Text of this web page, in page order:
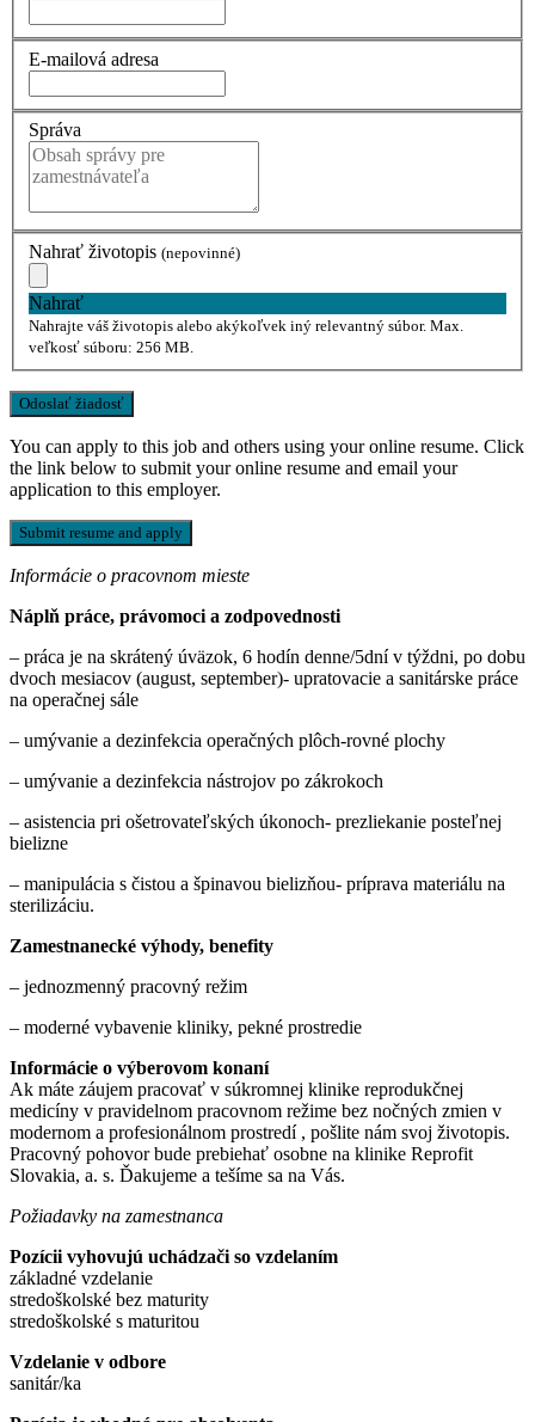
E-mailová adresa
Správa
Nahrať životopis (nepovinné)
Nahrať
Nahrajte váš životopis alebo akýkoľvek iný relevantný súbor. Max.
veľkosť súboru: 256 MB.
You can apply to this job and others using your online resume. Click
the link below to submit your online resume and email your
application to this employer.
Informácie o pracovnom mieste
Náplň práce, právomoci a zodpovednosti
– práca je na skrátený úväzok, 6 hodín denne/5dní v týždni, po dobu
dvoch mesiacov (august, september)- upratovacie a sanitárske práce
na operačnej sále
– umývanie a dezinfekcia operačných plôch-rovné plochy
– umývanie a dezinfekcia nástrojov po zákrokoch
– asistencia pri ošetrovateľských úkonoch- prezliekanie posteľnej
bielizne
– manipulácia s čistou a špinavou bielizňou- príprava materiálu na
sterilizáciu.
Zamestnanecké výhody, benefity
– jednozmenný pracovný režim
– moderné vybavenie kliniky, pekné prostredie
Informácie o výberovom konaní
Ak máte záujem pracovať v súkromnej klinike reprodukčnej
medicíny v pravidelnom pracovnom režime bez nočných zmien v
modernom a profesionálnom prostredí , pošlite nám svoj životopis.
Pracovný pohovor bude prebiehať osobne na klinike Reprofit
Slovakia, a. s. Ďakujeme a tešíme sa na Vás.
Požiadavky na zamestnanca
Pozícii vyhovujú uchádzači so vzdelaním
základné vzdelanie
stredoškolské bez maturity
stredoškolské s maturitou
Vzdelanie v odbore
sanitár/ka